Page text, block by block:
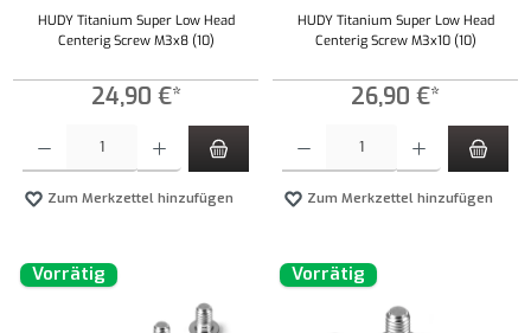
HUDY Titanium Super Low Head
Centerig Screw M3x8 (10)
24,90 €*
Zum Merkzettel hinzufügen
HUDY Titanium Super Low Head
Centerig Screw M3x10 (10)
26,90 €*
Zum Merkzettel hinzufügen
Vorrätig Vorrätig